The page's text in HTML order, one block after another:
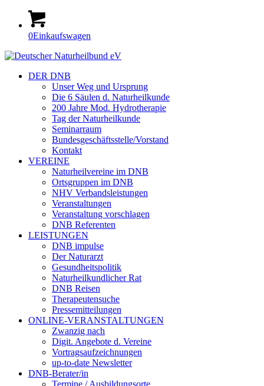
0Einkaufswagen
DER DNB
Unser Weg und Ursprung
Die 6 Säulen d. Naturheilkunde
200 Jahre Mod. Hydrotherapie
Tag der Naturheilkunde
Seminarraum
Bundesgeschäftsstelle/Vorstand
Kontakt
VEREINE
Naturheilvereine im DNB
Ortsgruppen im DNB
NHV Verbandsleistungen
Veranstaltungen
Veranstaltung vorschlagen
DNB Referenten
LEISTUNGEN
DNB impulse
Der Naturarzt
Gesundheitspolitik
Naturheilkundlicher Rat
DNB Reisen
Therapeutensuche
Pressemitteilungen
ONLINE-VERANSTALTUNGEN
Zwanzig nach
Digit. Angebote d. Vereine
Vortragsaufzeichnungen
up-to-date Newsletter
DNB-Berater/in
Termine / Ausbildungsorte